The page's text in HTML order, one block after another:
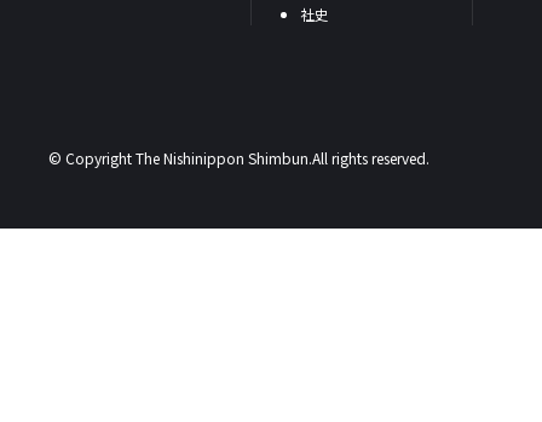
社史
© Copyright The Nishinippon Shimbun.All rights reserved.